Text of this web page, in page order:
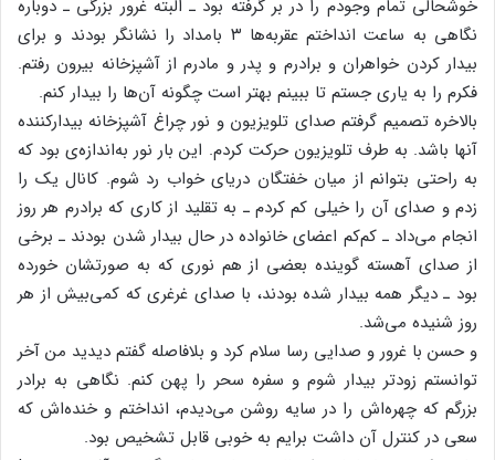
خوشحالی تمام وجودم را در بر گرفته بود ـ البته غرور بزرگی ـ دوباره
نگاهی به ساعت انداختم عقربه‌ها ۳ بامداد را نشانگر بودند و برای
بیدار کردن خواهران و برادرم و پدر و مادرم از آشپزخانه بیرون رفتم.
فکرم را به یاری جستم تا ببینم بهتر است چگونه آن‌ها را بیدار کنم.
بالاخره تصمیم گرفتم صدای تلویزیون و نور چراغ آشپزخانه بیدارکننده
آنها باشد. به طرف تلویزیون حرکت کردم. این بار نور به‌اندازه‌ی بود که
به راحتی بتوانم از میان خفتگان دریای خواب رد شوم. کانال یک را
زدم و صدای آن را خیلی کم کردم ـ به تقلید از کاری که برادرم هر روز
انجام می‌داد ـ کم‌کم اعضای خانواده در حال بیدار شدن بودند ـ برخی
از صدای آهسته گوینده بعضی از هم نوری که به صورتشان خورده
بود ـ دیگر همه بیدار شده بودند، با صدای غرغری که کمی‌بیش از هر
روز شنیده می‌شد.
و حسن با غرور و صدایی رسا سلام کرد و بلافاصله گفتم دیدید من آخر
توانستم زودتر بیدار شوم و سفره سحر را پهن کنم. نگاهی به برادر
بزرگم که چهره‌اش را در سایه روشن می‌دیدم، انداختم و خنده‌اش که
سعی در کنترل آن داشت برایم به خوبی قابل تشخیص بود.